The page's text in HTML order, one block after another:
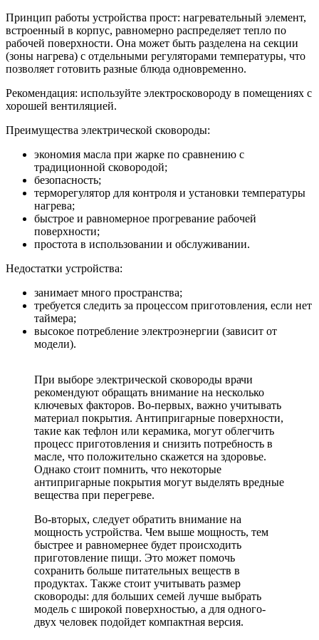
Принцип работы устройства прост: нагревательный элемент,
встроенный в корпус, равномерно распределяет тепло по
рабочей поверхности. Она может быть разделена на секции
(зоны нагрева) с отдельными регуляторами температуры, что
позволяет готовить разные блюда одновременно.
Рекомендация: используйте электросковороду в помещениях с
хорошей вентиляцией.
Преимущества электрической сковороды:
экономия масла при жарке по сравнению с
традиционной сковородой;
безопасность;
терморегулятор для контроля и установки температуры
нагрева;
быстрое и равномерное прогревание рабочей
поверхности;
простота в использовании и обслуживании.
Недостатки устройства:
занимает много пространства;
требуется следить за процессом приготовления, если нет
таймера;
высокое потребление электроэнергии (зависит от
модели).
При выборе электрической сковороды врачи
рекомендуют обращать внимание на несколько
ключевых факторов. Во-первых, важно учитывать
материал покрытия. Антипригарные поверхности,
такие как тефлон или керамика, могут облегчить
процесс приготовления и снизить потребность в
масле, что положительно скажется на здоровье.
Однако стоит помнить, что некоторые
антипригарные покрытия могут выделять вредные
вещества при перегреве.
Во-вторых, следует обратить внимание на
мощность устройства. Чем выше мощность, тем
быстрее и равномернее будет происходить
приготовление пищи. Это может помочь
сохранить больше питательных веществ в
продуктах. Также стоит учитывать размер
сковороды: для больших семей лучше выбрать
модель с широкой поверхностью, а для одного-
двух человек подойдет компактная версия.